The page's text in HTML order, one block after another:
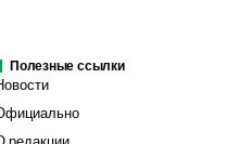
Полезные ссылки